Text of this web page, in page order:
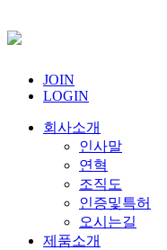
JOIN
LOGIN
회사소개
인사말
연혁
조직도
인증및특허
오시는길
제품소개